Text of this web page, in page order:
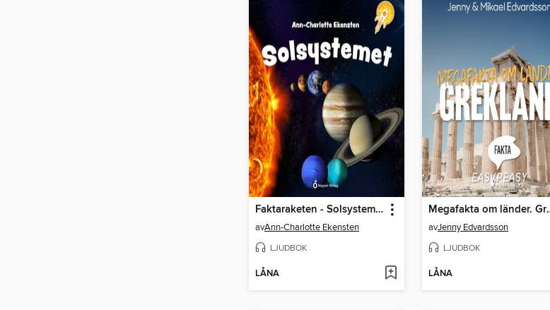
Faktaraketen - Solsystemet
avAnn-Charlotte Ekensten
LJUDBOK
LÅNA
avJenny Edvardsson
LJUDBOK
LÅNA